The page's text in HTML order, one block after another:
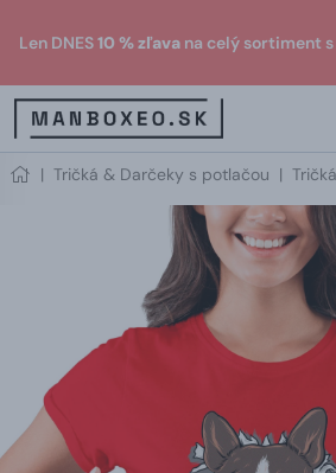
Len DNES10 % zľava na celý sortiment
| Tričká & Darčeky s potlačou |